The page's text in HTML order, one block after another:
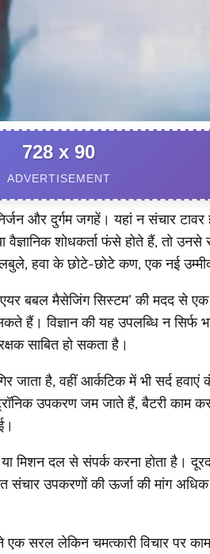
728 x 90
ADVERTISEMENT
और दुर्गम जगहें। यहां न संचार
शोधकर्ता फंसे होते हैं, तो उनसे
हवा के छोटे-छोटे कण, एक नई
बबल मैसेजिंग सिस्टम’ की मदद से
विज्ञान की यह उपलब्धि न सिर्फ
साबित हो सकता है।
जाता है, वहीं आर्कटिक में भी सर्द
उपकरण जम जाते हैं, बैटरी काम
या मिशन दल से संपर्क करना होता है।
संचार उपकरणों की ऊर्जा की मांग
सरल लेकिन चमत्कारी विचार पर